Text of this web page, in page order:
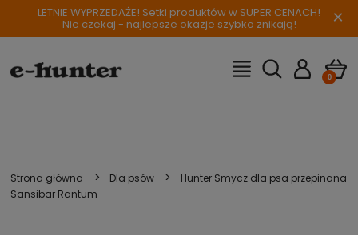
LETNIE WYPRZEDAŻE! Setki produktów w SUPER CENACH!
Nie czekaj - najlepsze okazje szybko znikają! ×
Strona główna > Dla psów >
Hunter Smycz dla psa przepinana
Sansibar Rantum